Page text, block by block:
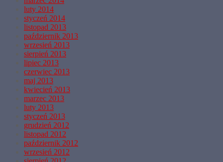
luty 2014
styczeń 2014
listopad 2013
październik 2013
wrzesień 2013
sierpień 2013
lipiec 2013
czerwiec 2013
maj 2013
kwiecień 2013
marzec 2013
luty 2013
styczeń 2013
grudzień 2012
listopad 2012
październik 2012
wrzesień 2012